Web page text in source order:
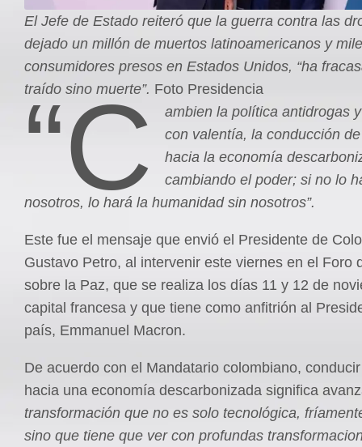
El Jefe de Estado reiteró que la guerra contra las
dejado un millón de muertos latinoamericanos y
consumidores presos en Estados Unidos, “ha
traído sino muerte”. Foto Presidencia
“C
ambien la política antidrogas
con valentía, la conducción
hacia la economía
cambiando el poder; si no lo
nosotros, lo hará la humanidad sin nosotros”.
Este fue el mensaje que envió el Presidente de
Gustavo Petro, al intervenir este viernes en el Foro
sobre la Paz, que se realiza los días 11 y 12 de
capital francesa y que tiene como anfitrión al
país, Emmanuel Macron.
De acuerdo con el Mandatario colombiano,
hacia una economía descarbonizada significa
transformación que no es solo tecnológica,
sino que tiene que ver con profundas